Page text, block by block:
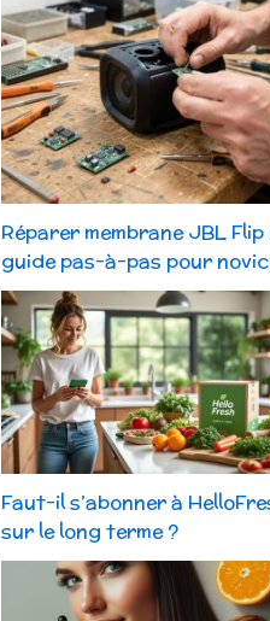
Réparer membrane JBL Flip
guide pas-à-pas pour
Faut-il s’abonner à
sur le long terme ?